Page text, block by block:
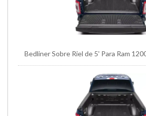
Bedliner Sobre Riel de 5' Para Ram